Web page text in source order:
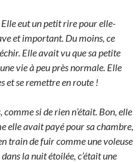
Elle eut un petit rire pour elle-
et important. Du moins, ce
Elle avait vu que sa petite
vie à peu près normale. Elle
et se remettre en route !
si de rien n’était. Bon, elle
elle avait payé pour sa chambre,
train de fuir comme une voleuse
la nuit étoilée, c’était une